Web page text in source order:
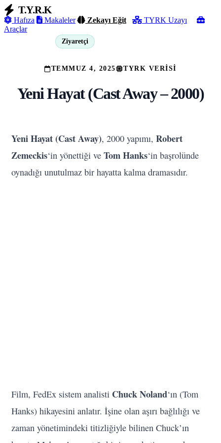
T.Y.R.K
Hafıza Makaleler Zekayı Eğit
TYRK Uzayı
Araçlar
Ziyaretçi
TEMMUZ 4, 2025 TYRK VERISI
Yeni Hayat (Cast Away – 2000)
Yeni Hayat (Cast Away), 2000 yapımı, Robert
Zemeckis‘in yönettiği ve Tom Hanks‘in başrolünde
oynadığı unutulmaz bir hayatta kalma dramasıdır.
Film, FedEx sistem analisti Chuck Noland‘ın (Tom
Hanks) hikayesini anlatır. İşine olan aşırı bağlılığı ve
zaman yönetimindeki titizliğiyle bilinen Chuck’ın